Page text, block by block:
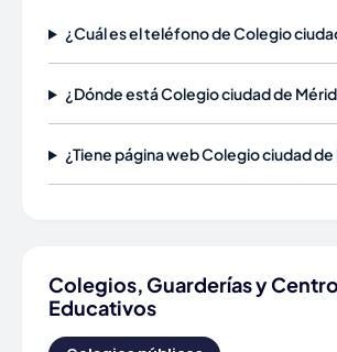
¿Cuál es el teléfono de Colegio
¿Dónde está Colegio ciudad de
¿Tiene página web Colegio ciudad de
Colegios, Guarderías y
Educativos